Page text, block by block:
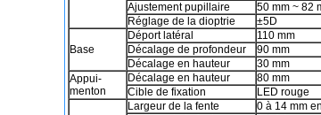
Ajustement pupillaire
50 mm ~ 82
Réglage de la dioptrie
±5D
Base
Déport latéral
110 mm
Décalage de profondeur
90 mm
Décalage en hauteur
30 mm
Appui-
menton
Décalage en hauteur
80 mm
Cible de fixation
LED rouge
Largeur de la fente
0 à 14 mm